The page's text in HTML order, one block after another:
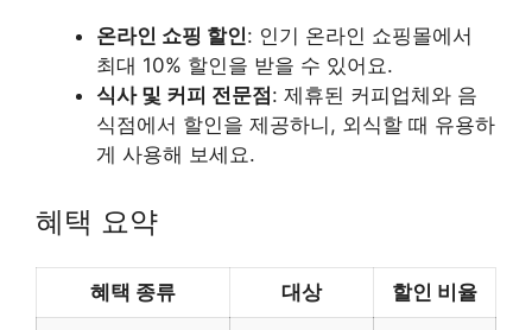
온라인 쇼핑 할인: 인기 온라인 쇼핑몰에서
최대 10% 할인을 받을 수 있어요.
식사 및 커피 전문점 : 제휴된 커피업체와 음
식점에서 할인을 제공하니, 외식할 때 유용하
게 사용해 보세요.
혜택 요약
혜택 종류 대상 할인 비율